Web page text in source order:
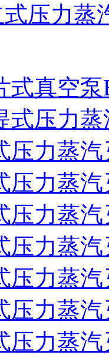
压力蒸
式真空
式压力
压力蒸
压力蒸
压力蒸
压力蒸
压力蒸
压力蒸
压力蒸